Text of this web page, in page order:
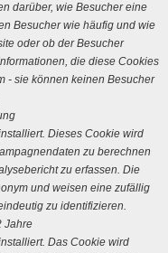
darüber, wie Besucher eine
Besucher wie häufig und wie
oder ob der Besucher
die diese Cookies
- sie können keinen Besucher
Dieses Cookie wird
zu berechnen
zu erfassen. Die
und weisen eine zufällig
zu identifizieren.
Jahre
Das Cookie wird